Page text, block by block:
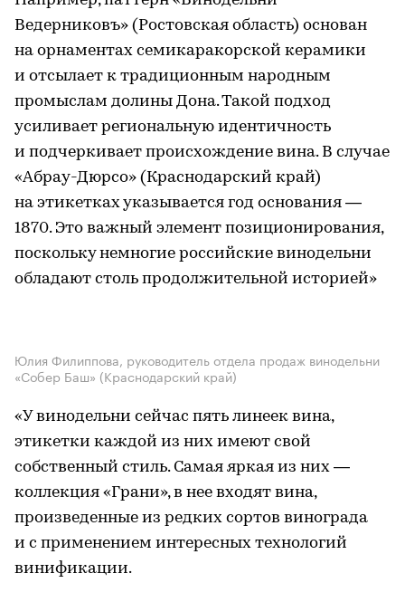
Ведерниковъ» (Ростовская область) основан
на орнаментах семикаракорской керамики
и отсылает к традиционным народным
промыслам долины Дона. Такой подход
усиливает региональную идентичность
и подчеркивает происхождение вина. В случае
«Абрау-Дюрсо» (Краснодарский край)
на этикетках указывается год основания —
1870. Это важный элемент позиционирования,
поскольку немногие российские винодельни
обладают столь продолжительной историей»
Юлия Филиппова, руководитель отдела продаж винодельни
«Собер Баш» (Краснодарский край)
«У винодельни сейчас пять линеек вина,
этикетки каждой из них имеют свой
собственный стиль. Самая яркая из них —
коллекция «Грани», в нее входят вина,
произведенные из редких сортов винограда
и с применением интересных технологий
винификации.